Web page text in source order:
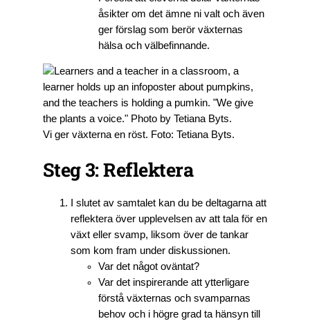
åsikter om det ämne ni valt och även
ger förslag som berör växternas
hälsa och välbefinnande.
Vi ger växterna en röst. Foto: Tetiana Byts.
Steg 3: Reflektera
I slutet av samtalet kan du be deltagarna att
reflektera över upplevelsen av att tala för en
växt eller svamp, liksom över de tankar
som kom fram under diskussionen.
Var det något oväntat?
Var det inspirerande att ytterligare
förstå växternas och svamparnas
behov och i högre grad ta hänsyn till